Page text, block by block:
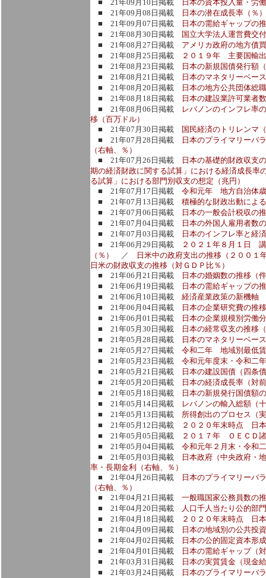
■ 21年09月10日掲載
日本の資本投入量・労
■ 21年09月08日掲載 日本の潜在成長率（％）
■ 21年09月07日掲載
日本の需給ギャップの
■ 21年08月30日掲載
国立大学法人運営費交
■ 21年08月27日掲載 アメリカ政府の地方債
■ 21年08月25日掲載
２０１９年 主要国輸
■ 21年08月23日掲載
日本の新規国債発行額
■ 21年08月21日掲載
日本のマネタリーベー
■ 21年08月20日掲載
日本の地方公共団体総
■ 21年08月18日掲載
日本の建設業許可業者
■ 21年08月06日掲載
レバノンのインフレ率
移（百万ドル）
■ 21年07月30日掲載 国民経済のトリレンマ
■ 21年07月28日掲載
日本のプライマリーバ
（右軸、％）
■ 21年07月26日掲載
日本の基礎的財政収支
期の経済財政に関する試算」における経済成長率
る試算」における部門別収支の想定（兆円）
■ 21年07月17日掲載 令和元年 地方自治体
■ 21年07月13日掲載 積極的な財政出動によ
■ 21年07月06日掲載
日本の一般会計税収の
■ 21年07月04日掲載
日本の外国人雇用者数
■ 21年07月03日掲載
日本のインフレ率と経
■ 21年06月29日掲載
２０２１年８月１日
（％）
／
日米中の政府支出の推移（２００１
日米の財政収支の推移（対ＧＤＰ比％）
■ 21年06月21日掲載
日本の婚姻数の推移（
■ 21年06月19日掲載
日本の需給ギャップの
■ 21年06月10日掲載 経済産業政策の新機軸
■ 21年06月04日掲載
日本の企業研究費の推
■ 21年06月01日掲載
日本の企業規模別労働
■ 21年05月30日掲載 日本の経常収支の推移
■ 21年05月28日掲載
日本のマネタリーベー
■ 21年05月27日掲載 令和二年 地域別最低
■ 21年05月23日掲載 令和元年度末・令和二
■ 21年05月21日掲載
日本の建設国債（四条
■ 21年05月20日掲載
日本の経済成長率（対
■ 21年05月18日掲載
日本の新規発行国債額
■ 21年05月14日掲載
レバノンの輸入総額（
■ 21年05月13日掲載 所得創出のプロセス（
■ 21年05月12日掲載
２０２０年末時点 日
■ 21年05月05日掲載
２０１７年 ＯＥＣＤ
■ 21年05月04日掲載 令和元年２月末・令和
■ 21年05月03日掲載
日本政府（中央政府・
率・長期金利（右軸、％）
■ 21年04月26日掲載
日本のプライマリーバ
（右軸、％）
■ 21年04月21日掲載 一般職国家公務員数の
■ 21年04月20日掲載
人口千人当たり公的部
■ 21年04月18日掲載
２０２０年末時点 日
■ 21年04月09日掲載
日本の地域別の公共投
■ 21年04月02日掲載
日本の公的固定資本形
■ 21年04月01日掲載 日本の需給ギャップ（
■ 21年03月31日掲載
日本の実質賃金（現金
■ 21年03月24日掲載 日本のプライマリーバ